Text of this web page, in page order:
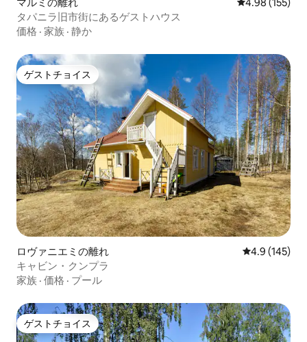
タパニラ旧市街にあるゲストハウス
価格 · 家族 · 静か
ゲストチョイス
ゲストチョイス
ロヴァニエミの離れ レビュー145
4.9 (145)
キャビン・クンプラ
家族 · 価格 · プール
ゲストチョイス
ゲストチョイス